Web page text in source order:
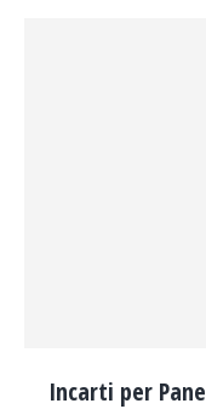
Incarti per